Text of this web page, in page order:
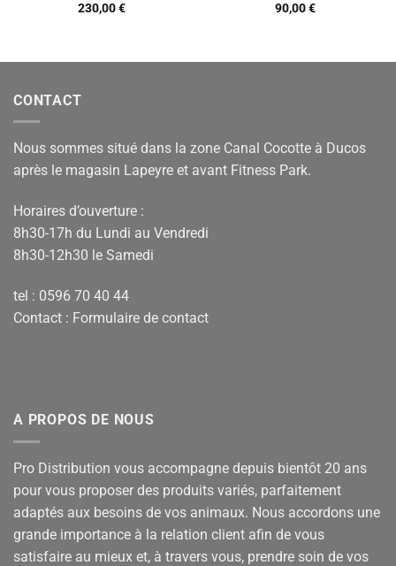
230,00€ 90,00€
CONTACT
Nous sommes situé dans la zone Canal Cocotte à Ducos
après le magasin Lapeyre et avant Fitness Park.
Horaires d’ouverture :
8h30-17h du Lundi au Vendredi
8h30-12h30 le Samedi
tel : 0596 70 40 44
Contact : Formulaire de contact
A PROPOS DE NOUS
Pro Distribution vous accompagne depuis bientôt 20 ans
pour vous proposer des produits variés, parfaitement
adaptés aux besoins de vos animaux. Nous accordons une
grande importance à la relation client afin de vous
satisfaire au mieux et, à travers vous, prendre soin de vos